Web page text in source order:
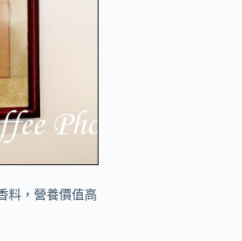
料，營養價值高